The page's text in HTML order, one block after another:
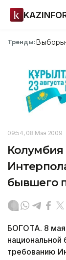
Тренды:
09:54, 08 Мая 2009
бывшего
БОГОТА. 8
национальной
требованию